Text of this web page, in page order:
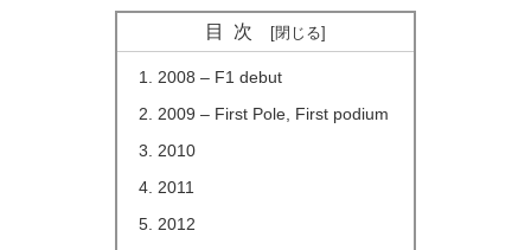
目次
2008 – F1 debut
2009 – First Pole, First podium
2010
2011
2012